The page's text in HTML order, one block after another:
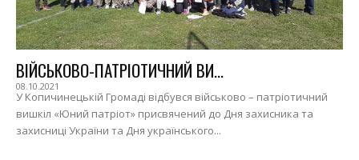
ВІЙСЬКОВО-ПАТРІОТИЧНИЙ ВИ...
08.10.2021
У Копичинецькій Громаді відбувся військово – патріотичний
вишкіл «Юний патріот» присвячений до Дня захисника та
захисниці України та Дня українського...